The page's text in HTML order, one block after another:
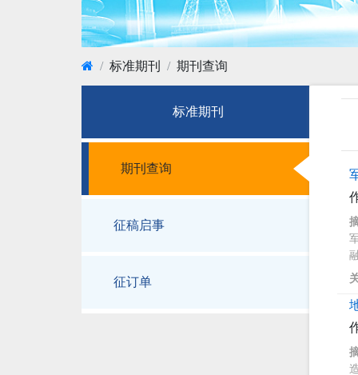
标准期刊 期刊查询
标准期刊
期刊查询
征稿启事
征订单